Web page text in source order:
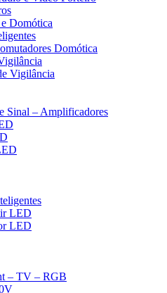
Domótica
Domótica
Vigilância
Sinal – Amplificadores
LED
LED
– TV – RGB